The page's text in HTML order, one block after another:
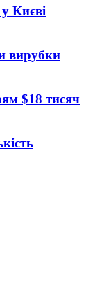
Києві
вирубки
$18 тисяч